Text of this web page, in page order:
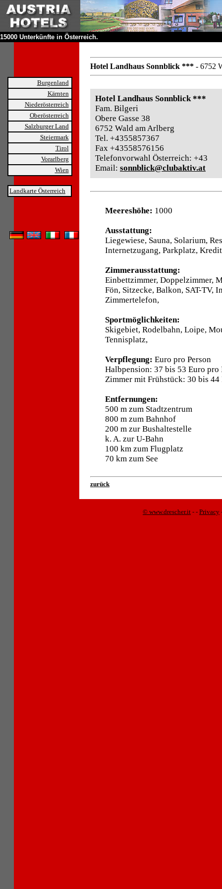
15000 Unterkünfte in Österreich.
Burgenland
Kärnten
Niederösterreich
Oberösterreich
Salzburger Land
Steiermark
Tirol
Vorarlberg
Wien
Landkarte Österreich
Hotel Landhaus Sonnblick *** - 6752
Hotel Landhaus Sonnblick ***
Fam. Bilgeri
Obere Gasse 38
6752 Wald am Arlberg
Tel. +4355857367
Fax +43558576156
Telefonvorwahl Österreich: +43
Email: sonnblick@clubaktiv.at
Meereshöhe: 1000
Ausstattung:
Liegewiese, Sauna, Solarium,
Internetzugang, Parkplatz,
Zimmerausstattung:
Einbettzimmer, Doppelzimmer,
Fön, Sitzecke, Balkon, SAT-TV,
Zimmertelefon,
Sportmöglichkeiten:
Skigebiet, Rodelbahn, Loipe,
Tennisplatz,
Verpflegung: Euro pro Person
Halbpension: 37 bis 53 Euro pro
Zimmer mit Frühstück: 30 bis 44
Entfernungen:
500 m zum Stadtzentrum
800 m zum Bahnhof
200 m zur Bushaltestelle
k. A. zur U-Bahn
100 km zum Flugplatz
70 km zum See
zurück
© www.drescher.it - - Privacy